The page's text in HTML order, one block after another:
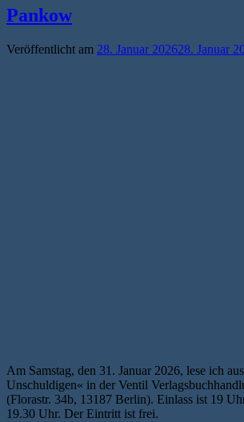
Pankow
Veröffentlicht am 28. Januar 202628. Januar
Am Samstag, den 31. Januar 2026, lese ich
Unschuldigen« in der Ventil
(Florastr. 34b, 13187 Berlin). Einlass ist 19
19.30 Uhr. Der Eintritt ist frei.